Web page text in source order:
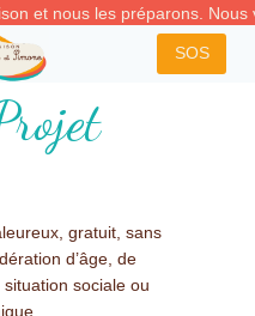
et nous les préparons.
SOS
gratuit, sans
d’âge, de
sociale ou